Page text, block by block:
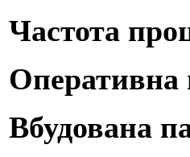
Частота
Вбудована